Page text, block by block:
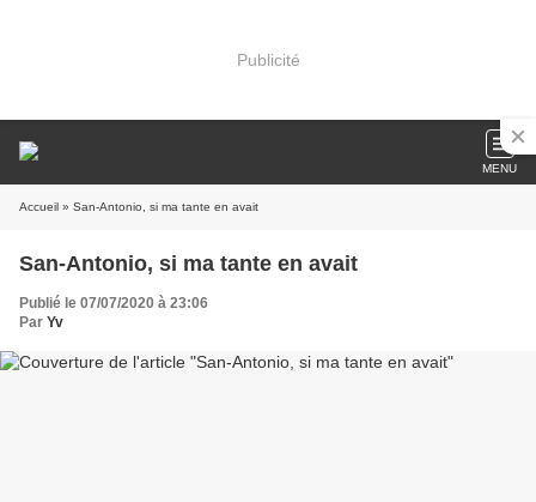
Publicité
MENU
Accueil » San-Antonio, si ma tante en avait
San-Antonio, si ma tante en avait
Publié le 07/07/2020 à 23:06
Par Yv